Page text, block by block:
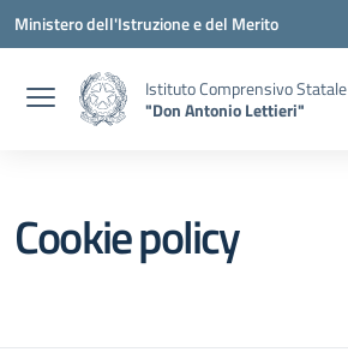
Vai ai contenuti
Vai al menu di navigazione
Vai al footer
Ministero dell'Istruzione e del Merito
Istituto Comprensivo Statale
"Don Antonio Lettieri"
Cookie policy